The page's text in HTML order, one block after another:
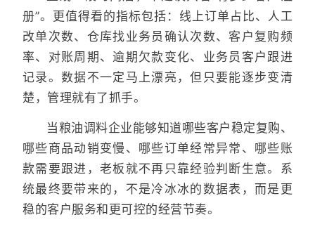
册”。更值得看的指标包括：线上订单占比、人工
改单次数、仓库找业务员确认次数、客户复购频
率、对账周期、逾期欠款变化、业务员客户跟进
记录。数据不一定马上漂亮，但只要能逐步变清
楚，管理就有了抓手。
当粮油调料企业能够知道哪些客户稳定复购、
哪些商品动销变慢、哪些订单经常异常、哪些账
款需要跟进，老板就不再只靠经验判断生意。系
统最终要带来的，不是冷冰冰的数据表，而是更
稳的客户服务和更可控的经营节奏。